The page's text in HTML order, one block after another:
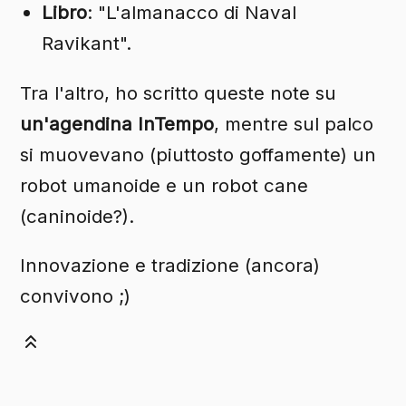
Libro: "L'almanacco di Naval
Ravikant".
Tra l'altro, ho scritto queste note su
un'agendina InTempo, mentre sul palco
si muovevano (piuttosto goffamente) un
robot umanoide e un robot cane
(caninoide?).
Innovazione e tradizione (ancora)
convivono ;)